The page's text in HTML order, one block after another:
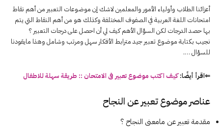
أعزائنا الطلاب وأولياء الأمور والمعلمين لاشك إن موضوعات التعبير من أهم نقاط
امتحانات اللغة العربية في الصفوف المختلفة وكذلك هو من أهم النقاط التي يتم
بها حصد الدرجات لكن السؤال الأهم كيف لي أن احصل على درجات التعبير ؟
نجيب بكتابة موضوع تعبير جيد مترابط الأفكار سهل ومرتب وشامل وهذا مايقودنا
للسؤال ….
⇐اقرأ أيضًا:كيف اكتب موضوع تعبير فى الامتحان :: طريقة سهلة للاطفال
عناصر موضوع تعبير عن النجاح
مقدمة تعبير عن مامعنى النجاح ؟